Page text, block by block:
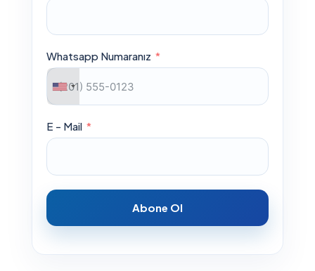
Whatsapp Numaranız
E - Mail
Abone Ol